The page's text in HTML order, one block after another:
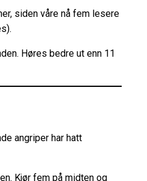
siden våre nå fem lesere
Høres bedre ut enn 11
angriper har hatt
Kjør fem på midten og